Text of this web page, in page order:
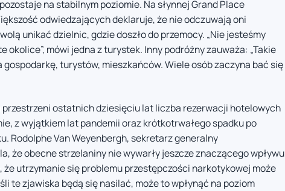
na stabilnym poziomie. Na słynnej Grand Place
odwiedzających deklaruje, że nie odczuwają oni
unikać dzielnic, gdzie doszło do przemocy. „Nie jesteśmy
okolice”, mówi jedna z turystek. Inny podróżny zauważa: „Takie
gospodarkę, turystów, mieszkańców. Wiele osób zaczyna bać się
ostatnich dziesięciu lat liczba rezerwacji hotelowych
z wyjątkiem lat pandemii oraz krótkotrwałego spadku po
Rodolphe Van Weyenbergh, sekretarz generalny
że obecne strzelaniny nie wywarły jeszcze znaczącego wpływu
utrzymanie się problemu przestępczości narkotykowej może
te zjawiska będą się nasilać, może to wpłynąć na poziom